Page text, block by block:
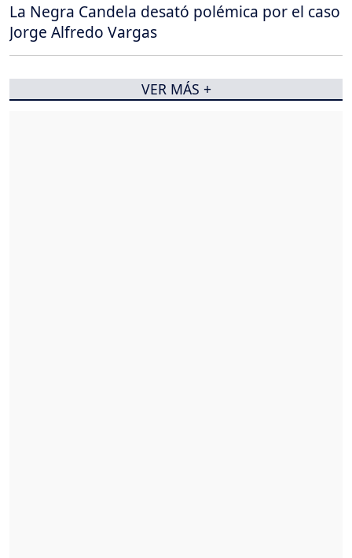
La Negra Candela desató polémica por el caso
Jorge Alfredo Vargas
VER MÁS +